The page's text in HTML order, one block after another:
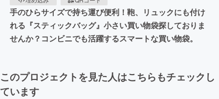
手のひらサイズで持ち運び便利！鞄、リュックにも付け
れる『スティックバッグ』小さい買い物袋探しておりま
せんか？コンビニでも活躍するスマートな買い物袋。
このプロジェクトを見た人はこちらもチェックし
ています